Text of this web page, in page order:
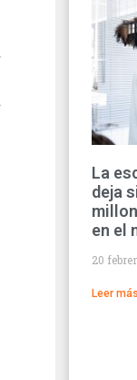
La
deja
en el
20
Leer más